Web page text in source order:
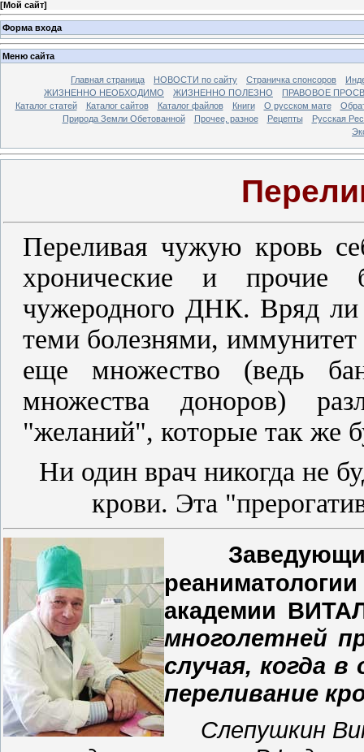
[Мой сайт]
Форма входа
Меню сайта
Главная страница НОВОСТИ по сайту Страничка спонсоров
ЖИЗНЕННО НЕОБХОДИМО
ЖИЗНЕННО ПОЛЕЗНО
ПРАВОВОЕ
Каталог статей
Каталог сайтов Каталог файлов Книги О русском мате
Природа Земли Обетованной
Прочее, разное Рецепты
Русская
Переливая чужую кровь
хронические и прочие
чужеродного ДНК. Вряд ли
теми болезнями,
еще множество (ведь
множества доноров)
"желаний", которые так же
Ни один врач никогда не
крови. Эта
академии
многолетней
случая, когда
переливание
Слепушкин